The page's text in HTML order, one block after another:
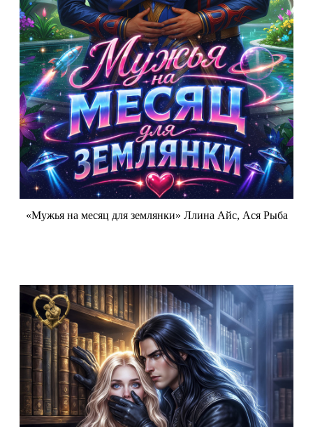
«Мужья на месяц для землянки» Ллина Айс, Ася Рыба